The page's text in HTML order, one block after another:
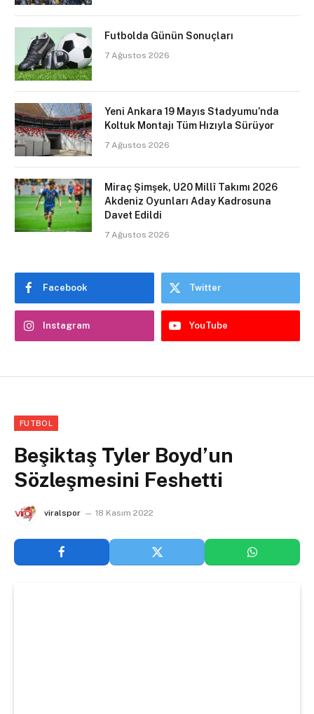
Futbolda Günün Sonuçları
7 Ağustos 2026
Yeni Ankara 19 Mayıs Stadyumu’nda
Koltuk Montajı Tüm Hızıyla Sürüyor
7 Ağustos 2026
Miraç Şimşek, U20 Millî Takımı 2026
Akdeniz Oyunları Aday Kadrosuna
Davet Edildi
7 Ağustos 2026
Facebook Twitter
Instagram YouTube
FUTBOL
Beşiktaş Tyler Boyd’un
Sözleşmesini Feshetti
viralspor 18 Kasım 2022